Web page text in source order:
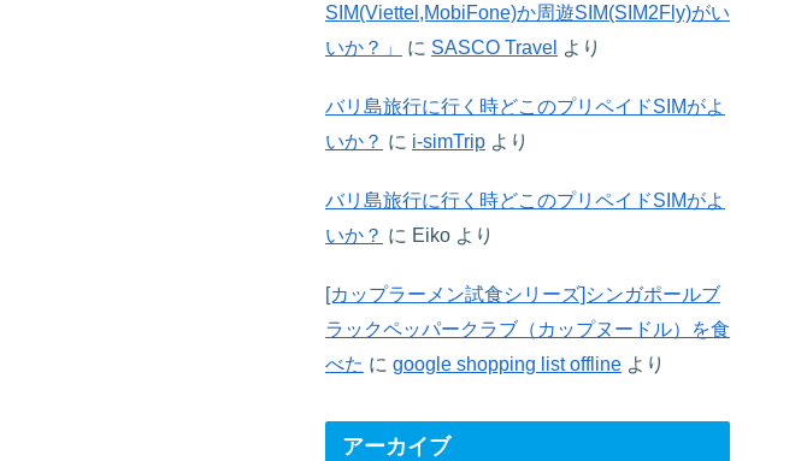
SIM(Viettel,MobiFone)か周遊SIM(SIM2Fly)がい
いか？」
に SASCO Travel より
バリ島旅行に行く時どこのプリペイドSIMがよ
いか？ に i-simTrip より
バリ島旅行に行く時どこのプリペイドSIMがよ
いか？ に Eiko より
[カップラーメン試食シリーズ]シンガポールブ
ラックペッパークラブ（カップヌードル）を食
べた に google shopping list offline より
アーカイブ